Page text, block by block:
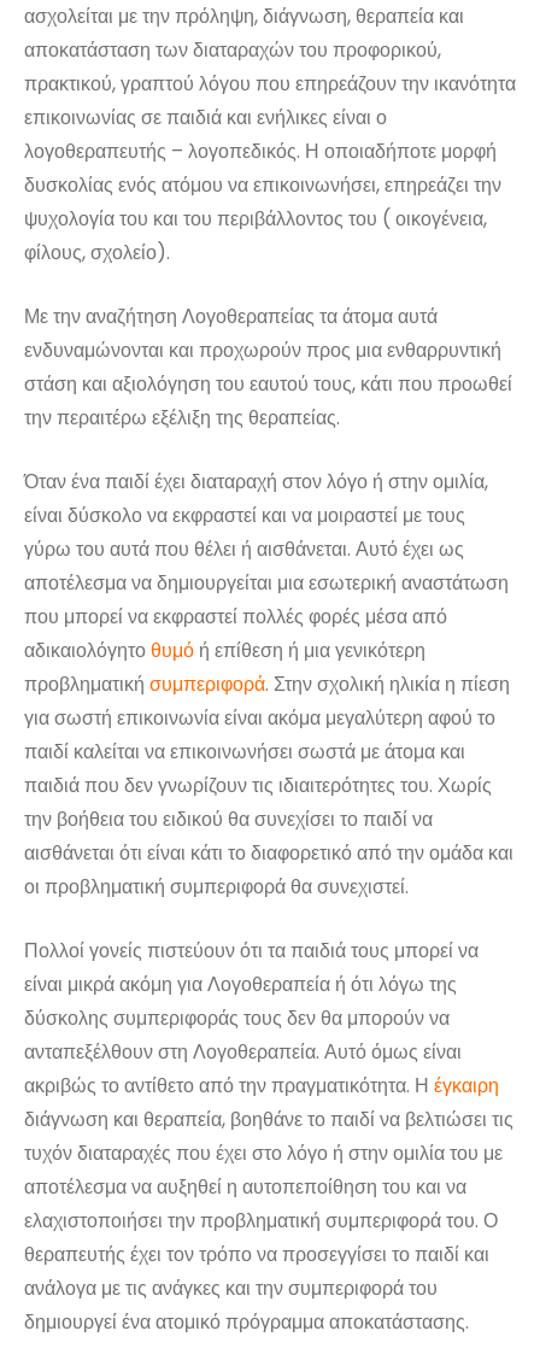
ασχολείται με την πρόληψη, διάγνωση, θεραπεία και
αποκατάσταση των διαταραχών του προφορικού,
πρακτικού, γραπτού λόγου που επηρεάζουν την ικανότητα
επικοινωνίας σε παιδιά και ενήλικες είναι ο
λογοθεραπευτής – λογοπεδικός. Η οποιαδήποτε μορφή
δυσκολίας ενός ατόμου να επικοινωνήσει, επηρεάζει την
ψυχολογία του και του περιβάλλοντος του ( οικογένεια,
φίλους, σχολείο).
Με την αναζήτηση Λογοθεραπείας τα άτομα αυτά
ενδυναμώνονται και προχωρούν προς μια ενθαρρυντική
στάση και αξιολόγηση του εαυτού τους, κάτι που προωθεί
την περαιτέρω εξέλιξη της θεραπείας.
Όταν ένα παιδί έχει διαταραχή στον λόγο ή στην ομιλία,
είναι δύσκολο να εκφραστεί και να μοιραστεί με τους
γύρω του αυτά που θέλει ή αισθάνεται. Αυτό έχει ως
αποτέλεσμα να δημιουργείται μια εσωτερική αναστάτωση
που μπορεί να εκφραστεί πολλές φορές μέσα από
αδικαιολόγητοθυμό ή επίθεση ή μια γενικότερη
προβληματική συμπεριφορά. Στην σχολική ηλικία η πίεση
για σωστή επικοινωνία είναι ακόμα μεγαλύτερη αφού το
παιδί καλείται να επικοινωνήσει σωστά με άτομα και
παιδιά που δεν γνωρίζουν τις ιδιαιτερότητες του. Χωρίς
την βοήθεια του ειδικού θα συνεχίσει το παιδί να
αισθάνεται ότι είναι κάτι το διαφορετικό από την ομάδα και
οι προβληματική συμπεριφορά θα συνεχιστεί.
Πολλοί γονείς πιστεύουν ότι τα παιδιά τους μπορεί να
είναι μικρά ακόμη για Λογοθεραπεία ή ότι λόγω της
δύσκολης συμπεριφοράς τους δεν θα μπορούν να
ανταπεξέλθουν στη Λογοθεραπεία. Αυτό όμως είναι
ακριβώς το αντίθετο από την πραγματικότητα. Η έγκαιρη
διάγνωση και θεραπεία, βοηθάνε το παιδί να βελτιώσει τις
τυχόν διαταραχές που έχει στο λόγο ή στην ομιλία του με
αποτέλεσμα να αυξηθεί η αυτοπεποίθηση του και να
ελαχιστοποιήσει την προβληματική συμπεριφορά του. Ο
θεραπευτής έχει τον τρόπο να προσεγγίσει το παιδί και
ανάλογα με τις ανάγκες και την συμπεριφορά του
δημιουργεί ένα ατομικό πρόγραμμα αποκατάστασης.